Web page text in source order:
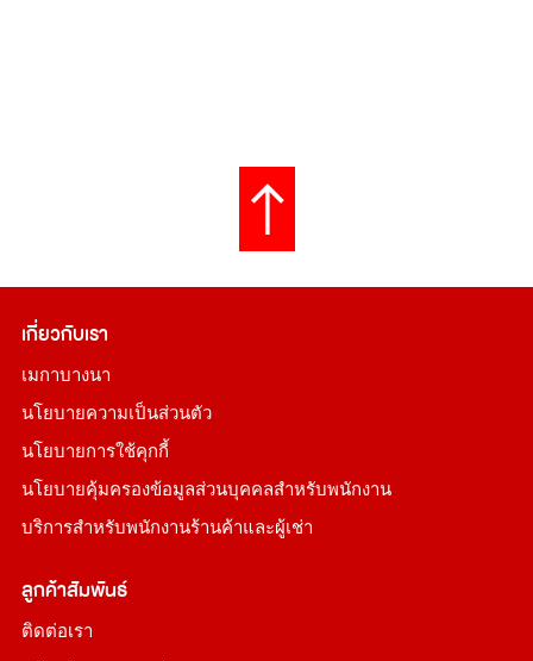
เกี่ยวกับเรา
เมกาบางนา
นโยบายความเป็นส่วนตัว
นโยบายการใช้คุกกี้
นโยบายคุ้มครองข้อมูลส่วนบุคคลสำหรับพนักงาน
บริการสำหรับพนักงานร้านค้าและผู้เช่า
ลูกค้าสัมพันธ์
ติดต่อเรา